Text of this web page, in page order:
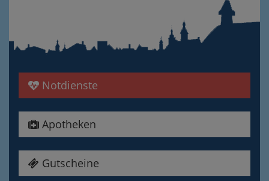
Notdienste
Apotheken
Gutscheine